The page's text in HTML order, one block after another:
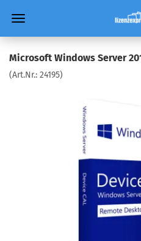
Microsoft Windows Server
(Art.Nr.: 24195)